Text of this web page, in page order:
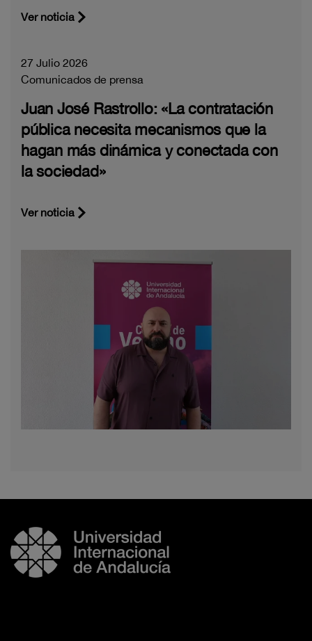
Ver noticia
27 Julio 2026
Comunicados de prensa
Juan José Rastrollo: «La contratación
pública necesita mecanismos que la
hagan más dinámica y conectada con
la sociedad»
Ver noticia